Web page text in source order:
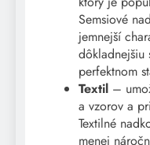
Semsiové
jemnejší
dôkladnejšiu
perfektnom
Textil –
a vzorov a
Textilné
menej